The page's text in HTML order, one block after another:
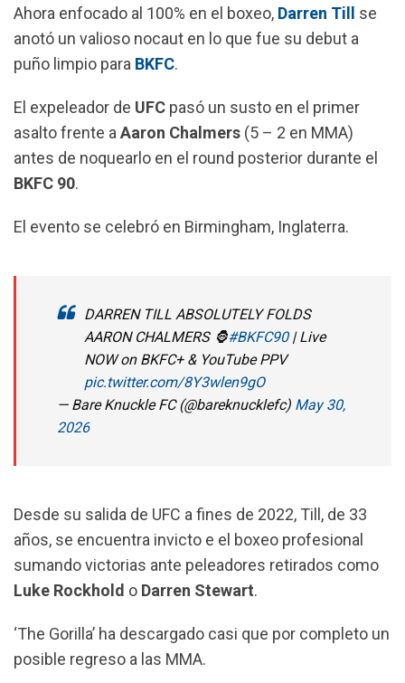
c
e
b
o
k
a
t
s
p
p
l
e
g
a
m
a
i
l
Ahora enfocado al 100% en el boxeo, Darren Till
se
anotó un valioso nocaut en lo que fue su debut a
puño limpio para BKFC.
El expeleador de UFC pasó un susto en el primer
asalto frente aAaron Chalmers (5 – 2 en MMA)
antes de noquearlo en el round posterior durante el
BKFC 90.
El evento se celebró en Birmingham, Inglaterra.
DARREN TILL ABSOLUTELY FOLDS
AARON CHALMERS 🦍#BKFC90| Live
NOW on BKFC+ & YouTube PPV
pic.twitter.com/8Y3wlen9gO
— Bare Knuckle FC (@bareknucklefc) May 30,
2026
Desde su salida de UFC a fines de 2022, Till, de 33
años, se encuentra invicto e el boxeo profesional
sumando victorias ante peleadores retirados como
Luke Rockhold o Darren Stewart.
‘The Gorilla’ ha descargado casi que por completo un
posible regreso a las MMA.